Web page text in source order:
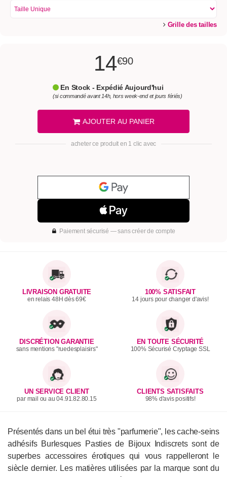
Grille des tailles
14€90
En Stock - Expédié Aujourd'hui
(si commandé avant 14h, hors week-end et jours fériés)
AJOUTER AU PANIER
acheter ce produit en 1 clic avec
Paiement sécurisé — sans créer de compte
LIVRAISON GRATUITE
en relais 48H dès 69€
100% SATISFAIT
14 jours pour changer d'avis!
DISCRÉTION GARANTIE
sans mentions "ruedesplaisirs"
EN TOUTE SÉCURITÉ
100% Sécurisé Cryptage SSL
UN SERVICE CLIENT
par mail ou au 04.91.82.80.15
CLIENTS SATISFAITS
98% d'avis positifs!
Présentés dans un bel étui très "parfumerie", les cache-seins
adhésifs Burlesques Pasties de Bijoux Indiscrets sont de
superbes accessoires érotiques qui vous rappellerontle
siècle dernier. Les matières utilisées par la marque sont du